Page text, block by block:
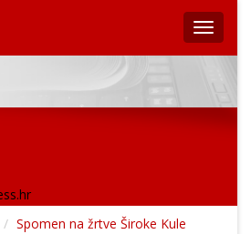
Spomen na žrtve Široke Kule